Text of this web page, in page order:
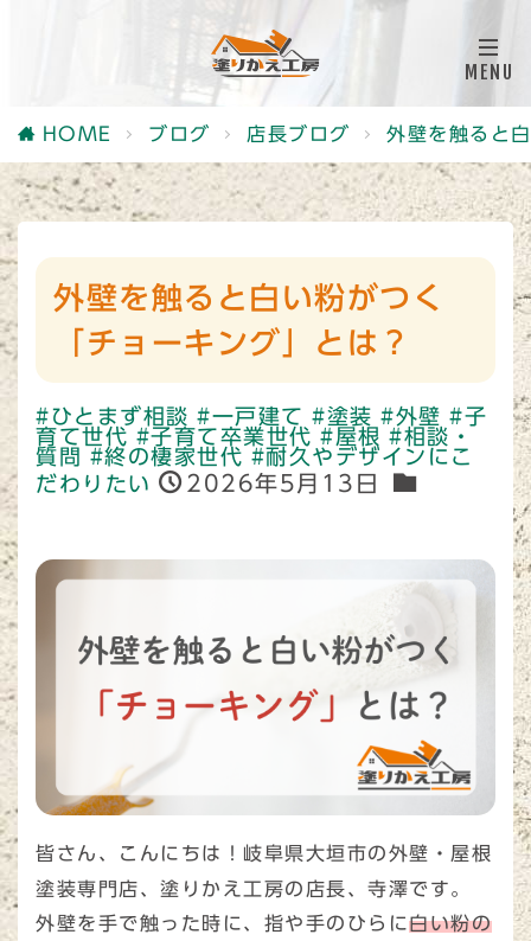
HOME ブログ 店長ブログ 外壁を触ると
外壁を触ると白い粉がつく
「チョーキング」とは？
#ひとまず相談 #一戸建て #塗装 #外壁 #子
育て世代 #子育て卒業世代 #屋根 #相談・
質問 #終の棲家世代 #耐久やデザインにこ
だわりたい
2026年5月13日
皆さん、こんにちは！岐阜県大垣市の外壁・屋根
塗装専門店、塗りかえ工房の店長、寺澤です。
外壁を手で触った時に、指や手のひらに白い粉の